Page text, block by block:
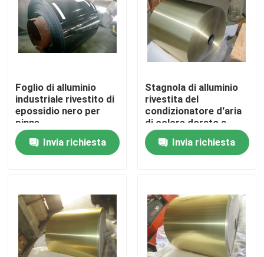
Casa.
Video
Spettacolo VR
Foglio di alluminio
industriale rivestito di
epossidio nero per
pinne
Invia richiesta
Stagnola di alluminio
rivestita del
condizionatore d'aria
di colore dorato a
resina epossidica della
lega 8079 per finstock
con 0.152mm (0.006")
Invia richiesta